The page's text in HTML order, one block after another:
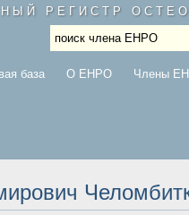
РЕГИСТР
база О ЕНРО
Члены